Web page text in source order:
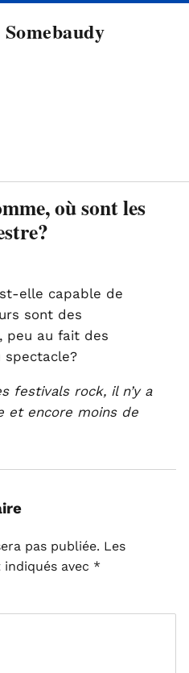
où sont les
elle capable de
sont des
peu au fait des
spectacle?
festivals rock, il n’y a
et encore moins de
pas publiée. Les
avec *